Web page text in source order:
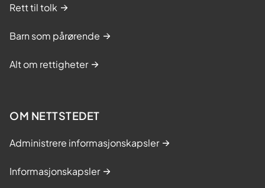
Rett til tolk
Barn som pårørende
Alt om rettigheter
OM NETTSTEDET
Administrere informasjonskapsler
Informasjonskapsler